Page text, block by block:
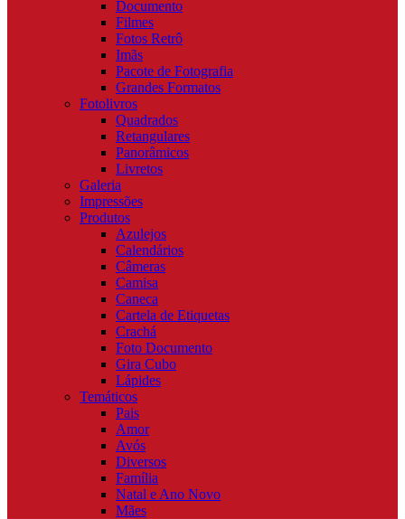
Documento
Filmes
Fotos Retrô
Imãs
Pacote de Fotografia
Grandes Formatos
Fotolivros
Quadrados
Retangulares
Panorâmicos
Livretos
Galeria
Impressões
Produtos
Azulejos
Calendários
Câmeras
Camisa
Caneca
Cartela de Etiquetas
Crachá
Foto Documento
Gira Cubo
Lápides
Temáticos
Pais
Amor
Avós
Diversos
Família
Natal e Ano Novo
Mães